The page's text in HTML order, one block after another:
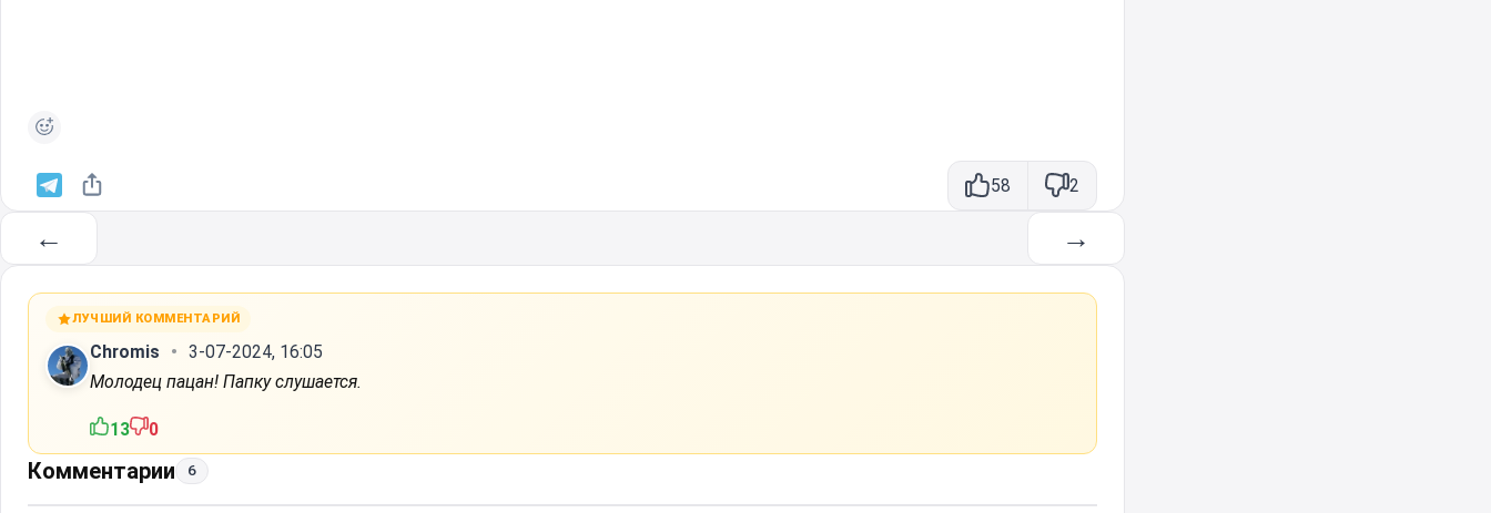
58 2
← →
ЛУЧШИЙ КОММЕНТАРИЙ
Chromis
3-07-2024, 16:05
Молодец пацан! Папку слушается.
13 0
Комментарии 6